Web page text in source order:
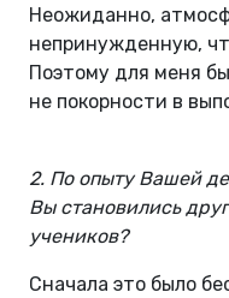
Неожиданно,
непринужденную,
Поэтому для меня
не покорности в
2. По опыту Вашей
Вы становились
учеников?
Сначала это было